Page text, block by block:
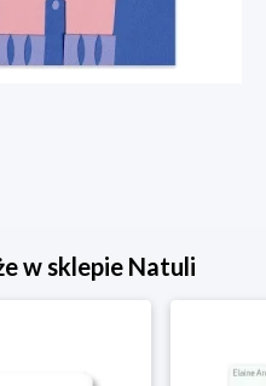
w sklepie Natuli